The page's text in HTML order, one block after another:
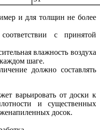
и для толщин не более
с принятой
влажность воздуха
шаге.
должно составлять
варьировать от доски к
и существенных
досок.